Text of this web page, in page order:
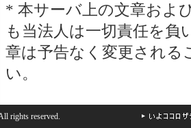
* 本サーバ上の文章およ
も当法人は一切責任を
章は予告なく変更され
い。
rights reserved.